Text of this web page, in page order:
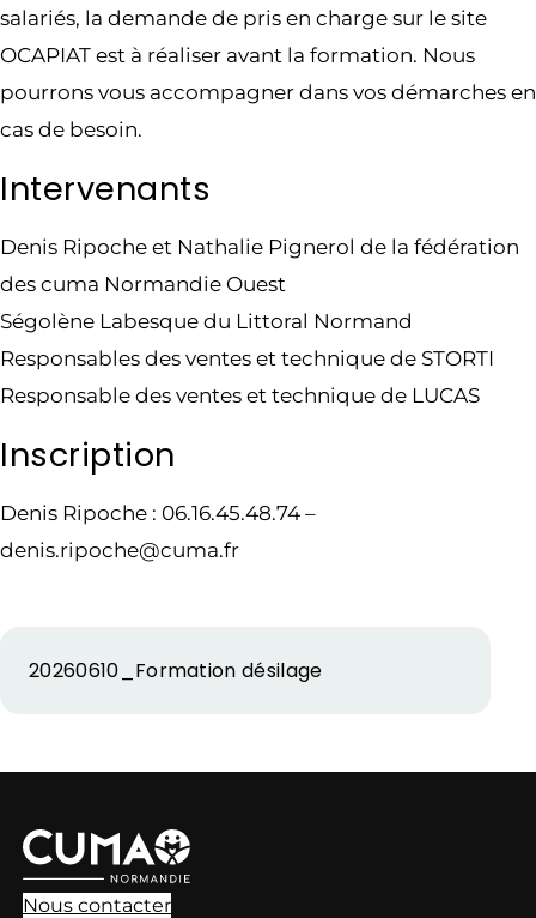
salariés, la demande de pris en charge sur le site
OCAPIAT est à réaliser avant la formation. Nous
pourrons vous accompagner dans vos démarches en
cas de besoin.
Intervenants
Denis Ripoche et Nathalie Pignerol de la fédération
des cuma Normandie Ouest
Ségolène Labesque du Littoral Normand
Responsables des ventes et technique de STORTI
Responsable des ventes et technique de LUCAS
Inscription
Denis Ripoche : 06.16.45.48.74 –
denis.ripoche@cuma.fr
20260610_Formation désilage
Nous contacter